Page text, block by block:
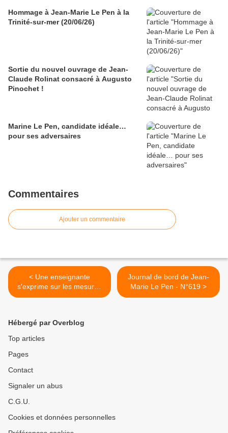
Hommage à Jean-Marie Le Pen à la
Trinité-sur-mer (20/06/26)
Sortie du nouvel ouvrage de Jean-
Claude Rolinat consacré à Augusto
Pinochet !
Marine Le Pen, candidate idéale…
pour ses adversaires
Commentaires
Ajouter un commentaire
< Une enseignante
s'exprime sur les mesures
sanitaires à l'école
Journal de bord de Jean-
Marie Le Pen - N°619 >
Hébergé par Overblog
Top articles
Pages
Contact
Signaler un abus
C.G.U.
Cookies et données personnelles